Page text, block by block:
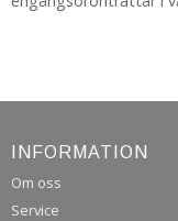
INFORMATION
Om oss
Service